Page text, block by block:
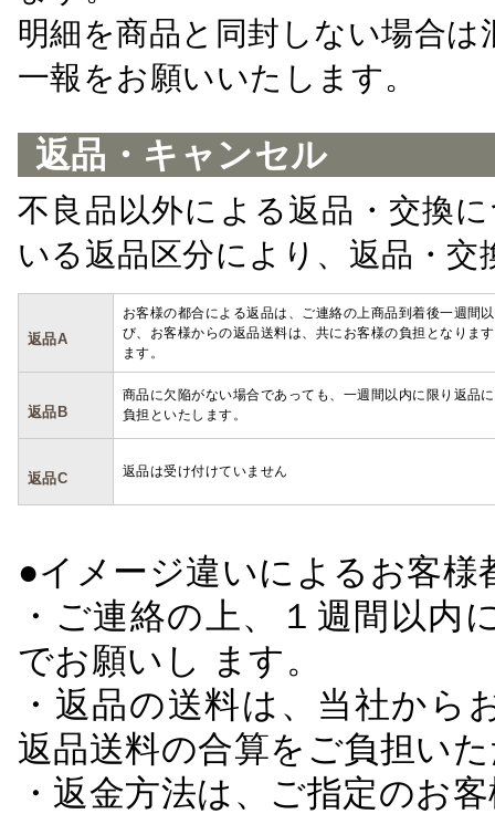
明細を商品と同封しない場合
一報をお願いいたします。
返品・キャンセル
不良品以外による返品・交換
いる返品区分により、返品・
返品A
お客様の都合による返品は、ご連絡の上商品到着後一週間
び、お客様からの返品送料は、共にお客様の負担となりま
ます。
返品B
商品に欠陥がない場合であっても、一週間以内に限り返品
負担といたします。
返品C 返品は受け付けていません
●イメージ違いによるお客
・ご連絡の上、１週間以
でお願いし ます。
・返品の送料は、当社か
返品送料の合算をご負担い
・返金方法は、ご指定のお